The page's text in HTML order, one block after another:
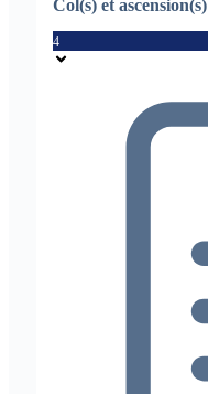
Col(s) et ascension(s)
4